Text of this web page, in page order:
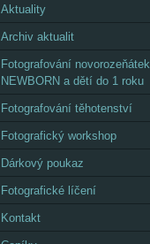
Aktuality
Archiv aktualit
Fotografování novorozeňátek
NEWBORN a dětí do 1 roku
Fotografování těhotenství
Fotografický workshop
Dárkový poukaz
Fotografické líčení
Kontakt